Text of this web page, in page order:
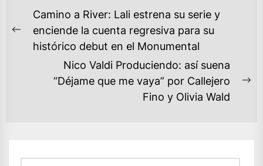
NAVEGACIÓN
DE
ENTRADAS
Previous
post:
Camino a River: Lali estrena su serie y
enciende la cuenta regresiva para su
histórico debut en el Monumental
Nico Valdi Produciendo: así suena
“Déjame que me vaya” por Callejero
Fino y Olivia Wald